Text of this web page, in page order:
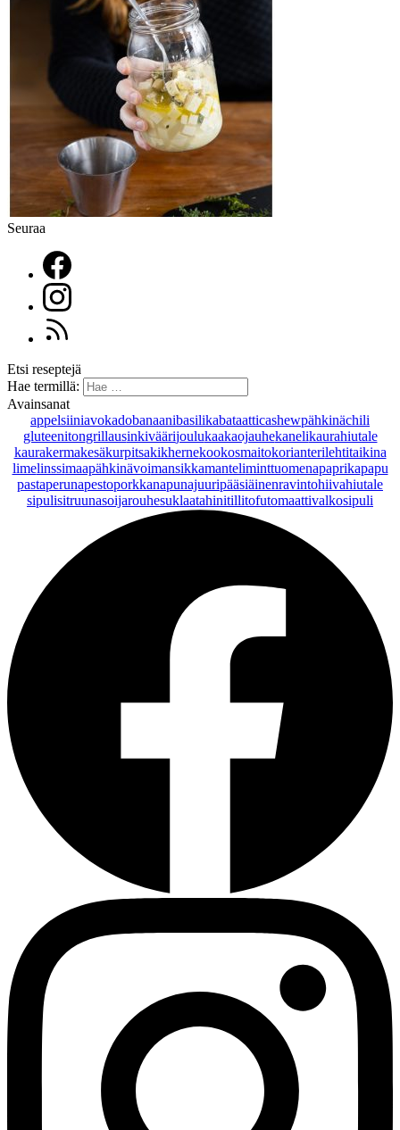
Seuraa
Etsi reseptejä
Hae termillä:
Avainsanat
appelsiiniavokadobanaanibasilikabataatticashewpähkinächili
gluteenitongrillausinkiväärijoulukaakaojauhekanelikaurahiutale
kaurakermakesäkurpitsakikhernekookosmaitokorianterilehtitaikina
limelinssimaapähkinävoimansikkamanteliminttuomenapaprikapapu
pastaperunapestoporkkanapunajuuripääsiäinenravintohiivahiutale
sipulisitruunasoijarouhesuklaatahinitillitofutomaattivalkosipuli